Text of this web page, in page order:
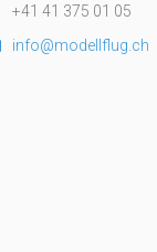
+41 41 375 01 05
info@modellflug.ch